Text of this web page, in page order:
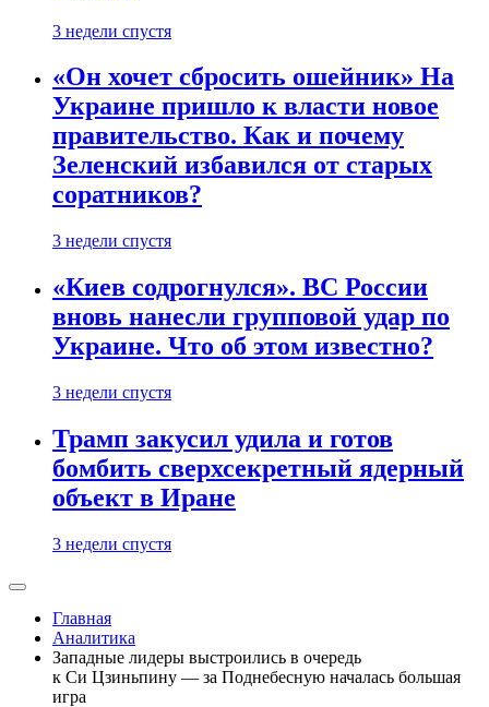
3 недели спустя
«Он хочет сбросить ошейник» На
Украине пришло к власти новое
правительство. Как и почему
Зеленский избавился от старых
соратников?
3 недели спустя
«Киев содрогнулся». ВС России
вновь нанесли групповой удар по
Украине. Что об этом известно?
3 недели спустя
Трамп закусил удила и готов
бомбить сверхсекретный ядерный
объект в Иране
3 недели спустя
Главная
Аналитика
Западные лидеры выстроились в очередь
к Си Цзиньпину — за Поднебесную началась большая
игра